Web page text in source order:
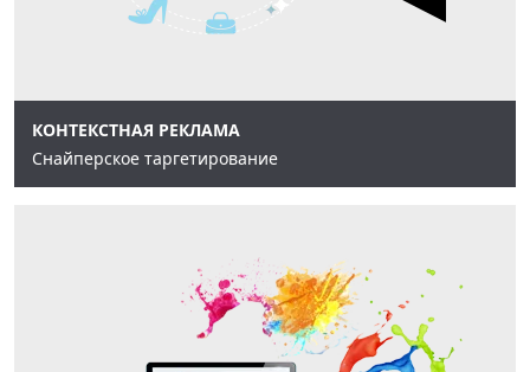
КОНТЕКСТНАЯ РЕКЛАМА
Снайперское таргетирование